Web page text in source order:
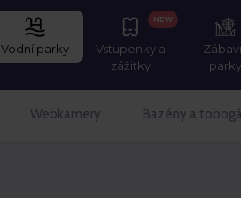
Vodní parky
Vstupenky a
zážitky
NEW
parky
Webkamery Bazény a